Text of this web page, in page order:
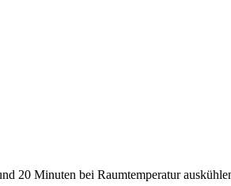
20 Minuten bei Raumtemperatur